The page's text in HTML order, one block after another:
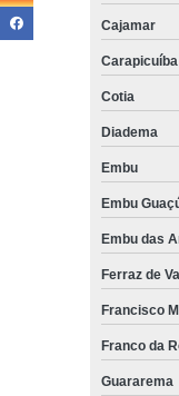
Cajamar
Carapicuíba
Cotia
Diadema
Embu
Embu
Embu das
Ferraz de
Francisco
Franco da
Guararema